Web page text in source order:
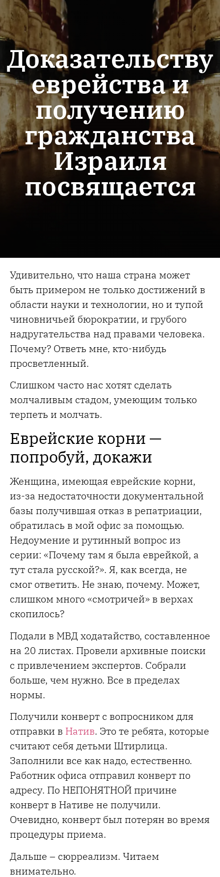
Доказательству
еврейства и
получению
гражданства
Израиля
посвящается
Удивительно, что наша страна может
быть примером не только достижений в
области науки и технологии, но и тупой
чиновничьей бюрократии, и грубого
надругательства над правами человека.
Почему? Ответь мне, кто-нибудь
просветленный.
Слишком часто нас хотят сделать
молчаливым стадом, умеющим только
терпеть и молчать.
Еврейские корни —
попробуй, докажи
Женщина, имеющая еврейские корни,
из-за недостаточности документальной
базы получившая отказ в репатриации,
обратилась в мой офис за помощью.
Недоумение и рутинный вопрос из
серии: «Почему там я была еврейкой, а
тут стала русской?». Я, как всегда, не
смог ответить. Не знаю, почему. Может,
слишком много «смотричей» в верхах
скопилось?
Подали в МВД ходатайство, составленное
на 20 листах. Провели архивные поиски
с привлечением экспертов. Собрали
больше, чем нужно. Все в пределах
нормы.
Получили конверт с вопросником для
отправки в Натив. Это те ребята, которые
считают себя детьми Штирлица.
Заполнили все как надо, естественно.
Работник офиса отправил конверт по
адресу. По НЕПОНЯТНОЙ причине
конверт в Нативе не получили.
Очевидно, конверт был потерян во время
процедуры приема.
Дальше – сюрреализм. Читаем
внимательно.